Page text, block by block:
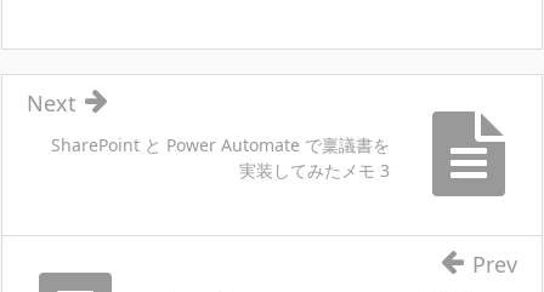
SharePoint と Power Automate で稟議書を
実装してみたメモ 3
Next
Prev